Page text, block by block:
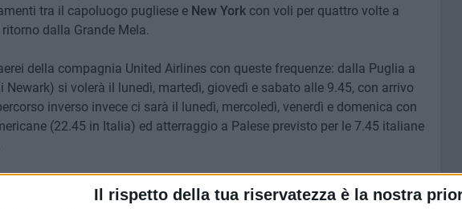
Il rispetto della tua riservatezza è la nostra
tra il capoluogo pugliese e New Yorkcon voli per quattro volte a
dalla Grande Mela.
della compagnia United Airlines con queste frequenze: dalla Puglia a
Newark) si volerà il lunedì, martedì, giovedì e sabato alle 9.45, con arrivo
inverso invece ci sarà il lunedì, mercoledì, venerdì e domenica con
(22.45 in Italia) ed atterraggio a Palese previsto per le 7.45 italiane
dell'aviazione commerciale mondiale, inserito in un'alleanza della quale